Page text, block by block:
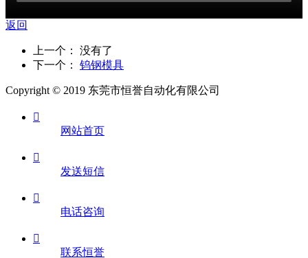
返回
上一个： 没有了
下一个： 钨钢模具
Copyright © 2019 东莞市恒誉自动化有限公司

网站首页

发送短信

电话咨询

联系恒誉